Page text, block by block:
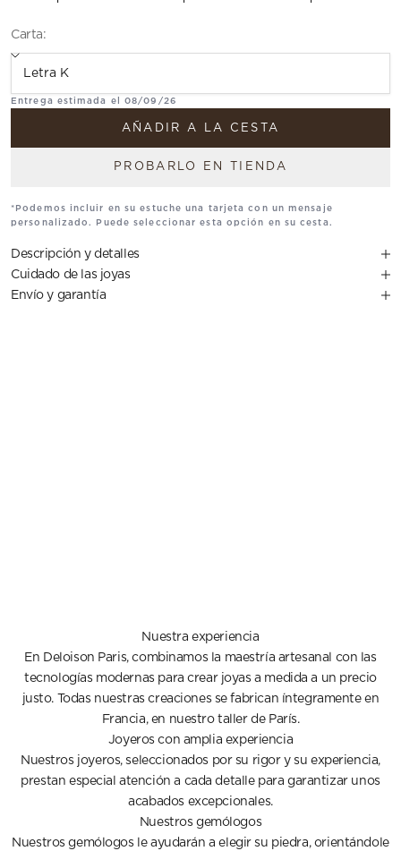
Carta:
Entrega estimada el 08/09/26
AÑADIR A LA CESTA
PROBARLO EN TIENDA
*Podemos incluir en su estuche una tarjeta con un mensaje
personalizado. Puede seleccionar esta opción en su cesta.
Descripción y detalles
Cuidado de las joyas
Envío y garantía
Nuestra experiencia
En Deloison Paris, combinamos la maestría artesanal con las
tecnologías modernas para crear joyas a medida a un precio
justo. Todas nuestras creaciones se fabrican íntegramente en
Francia, en nuestro taller de París.
Joyeros con amplia experiencia
Nuestros joyeros, seleccionados por su rigor y su experiencia,
prestan especial atención a cada detalle para garantizar unos
acabados excepcionales.
Nuestros gemólogos
Nuestros gemólogos le ayudarán a elegir su piedra, orientándole